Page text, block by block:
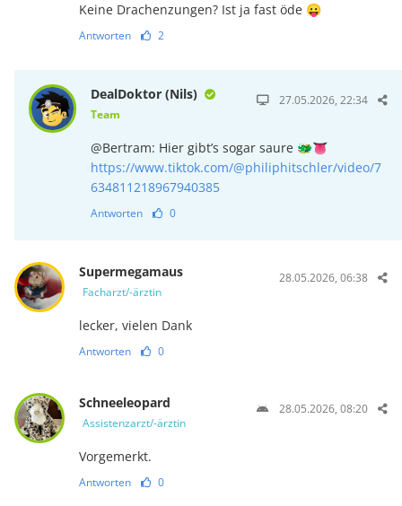
Keine Drachenzungen? Ist ja fast öde 😛
Antworten 2
DealDoktor (Nils)
Team
27.05.2026, 22:34
@Bertram: Hier gibt’s sogar saure 🐲👅
https://www.tiktok.com/@philiphitschler/video/7
634811218967940385
Antworten 0
Supermegamaus
Facharzt/-ärztin
28.05.2026, 06:38
lecker, vielen Dank
Antworten 0
Schneeleopard
Assistenzarzt/-ärztin
28.05.2026, 08:20
Vorgemerkt.
Antworten 0